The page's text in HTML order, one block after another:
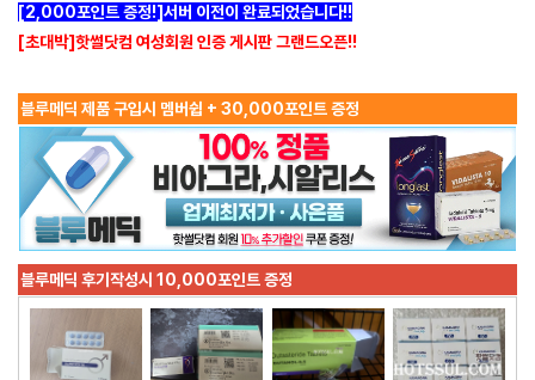
[2,000포인트 증정!]서버 이전이 완료되었습니다!!
[초대박]핫썰닷컴 여성회원 인증 게시판 그랜드오픈!!
블루메딕 제품 구입시 멤버쉽 + 30,000포인트 증정
블루메딕 후기작성시 10,000포인트 증정